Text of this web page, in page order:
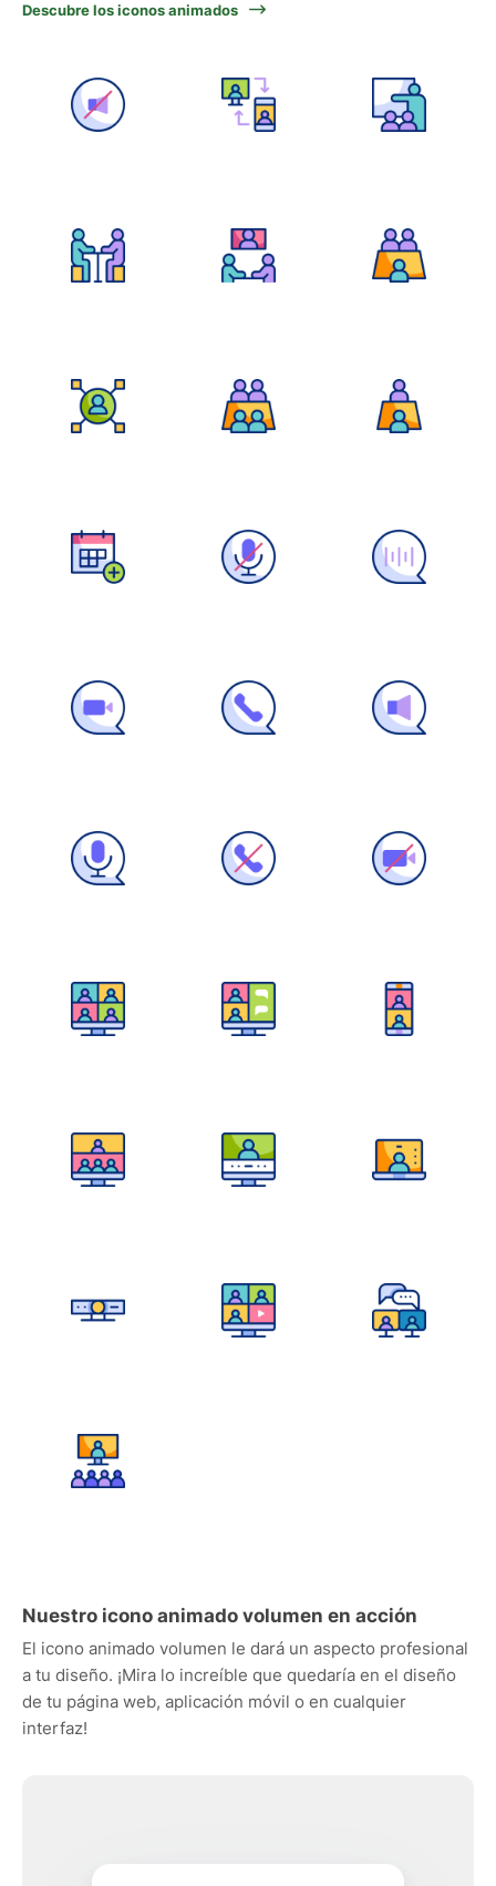
Descubre los iconos animados
Nuestro icono animado volumen en acción
El icono animado volumen le dará un aspecto profesional
a tu diseño. ¡Mira lo increíble que quedaría en el diseño
de tu página web, aplicación móvil o en cualquier
interfaz!